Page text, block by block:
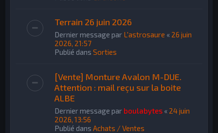
Terrain 26 juin 2026
Dernier message par L'astrosaure « 26 juin
2026, 21:57
Publié dansSorties
[Vente] Monture Avalon M-DUE.
Attention : mail reçu sur la boite
ALBE
Dernier message par boulabytes « 24 juin
2026, 13:56
Publié dansAchats / Ventes